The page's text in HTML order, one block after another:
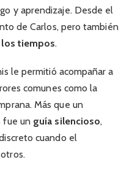
y aprendizaje. Desde el
de Carlos, pero también
los tiempos.
le permitió acompañar a
comunes como la
Más que un
fue un guía silencioso,
cuando el